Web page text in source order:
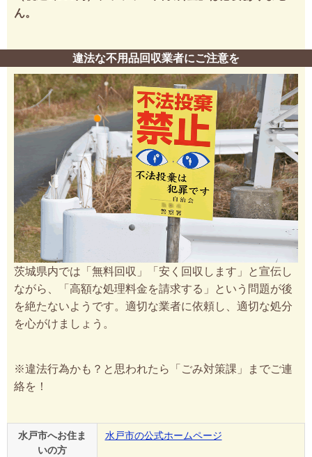
ん。
違法な不用品回収業者にご注意を
茨城県内では「無料回収」「安く回収します」と宣伝し
ながら、「高額な処理料金を請求する」という問題が後
を絶たないようです。適切な業者に依頼し、適切な処分
を心がけましょう。
※違法行為かも？と思われたら「ごみ対策課」までご連
絡を！
水戸市へお住ま
いの方
水戸市の公式ホームページ